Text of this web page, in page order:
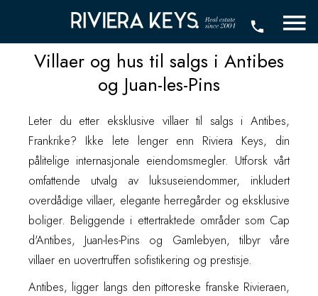
Villaer og hus til salgs i Antibes
og Juan-les-Pins
Leter du etter eksklusive villaer til salgs i Antibes,
Frankrike? Ikke lete lenger enn Riviera Keys, din
pålitelige internasjonale eiendomsmegler. Utforsk vårt
omfattende utvalg av luksuseiendommer, inkludert
overdådige villaer, elegante herregårder og eksklusive
boliger. Beliggende i ettertraktede områder som Cap
d'Antibes, Juan-les-Pins og Gamlebyen, tilbyr våre
villaer en uovertruffen sofistikering og prestisje.
Antibes, ligger langs den pittoreske franske Rivieraen,